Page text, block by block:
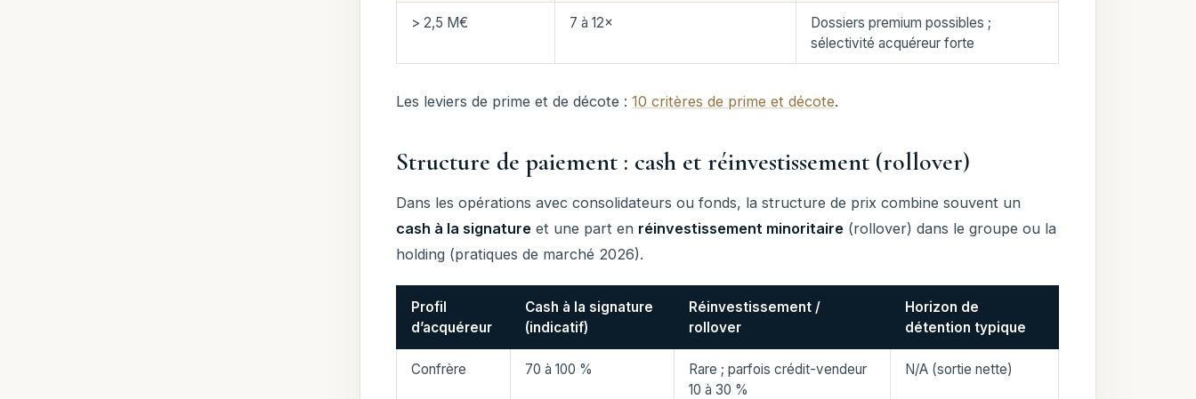
> 2,5 M€ 7 à 12×
Dossiers premium possibles ;
sélectivité acquéreur forte
Les leviers de prime et de décote :10 critères de prime et décote.
Structure de paiement : cash et réinvestissement (rollover)
Dans les opérations avec consolidateurs ou fonds, la structure de prix combine souvent un
cash à la signature et une part en réinvestissement minoritaire (rollover) dans le groupe ou la
holding (pratiques de marché 2026).
Profil
d’acquéreur
Cash à la signature
(indicatif)
Réinvestissement /
rollover
Horizon de
détention typique
Confrère 70 à 100 %
Rare ; parfois crédit-vendeur
10 à 30 %
N/A (sortie nette)